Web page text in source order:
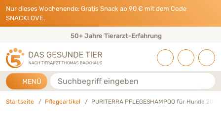
Direkt zu:
INHALT
HAUPTMENÜ
FOOTER
Nur dieses Wochenende: Gratis Snack ab 90 € mit dem Code
SNACKLOVE.
50+ Jahre Tierarzt-Erfahrung
MENÜ Suche
Startseite Pflegeartikel PURITERRA PFLEGESHAMPOO für Hunde 200